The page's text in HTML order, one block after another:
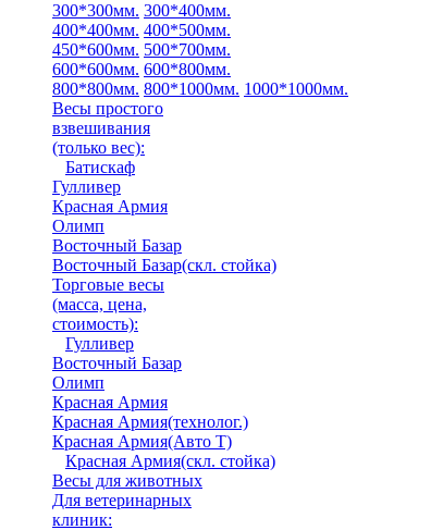
300*300мм. 300*400мм.
400*400мм. 400*500мм.
450*600мм. 500*700мм.
600*600мм. 600*800мм.
800*800мм. 800*1000мм. 1000*1000мм.
Весы простого
взвешивания
(только вес):
Батискаф
Гулливер
Красная Армия
Олимп
Восточный Базар
Восточный Базар(скл. стойка)
Торговые весы
(масса, цена,
стоимость):
Гулливер
Восточный Базар
Олимп
Красная Армия
Красная Армия(технолог.)
Красная Армия(Авто Т)
Красная Армия(скл. стойка)
Весы для животных
Для ветеринарных
клиник: